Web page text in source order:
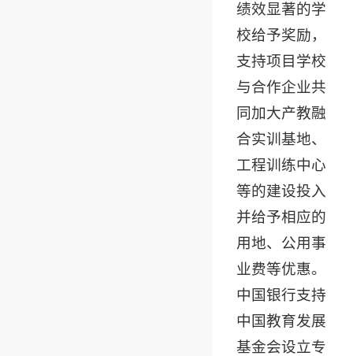
绩效显著的学
校给予奖励，
支持项目学校
与合作企业共
同加大产教融
合实训基地、
工程训练中心
等的建设投入
并给予相应的
用地、公用事
业费等优惠。
中国银行支持
中国教育发展
基金会设立专